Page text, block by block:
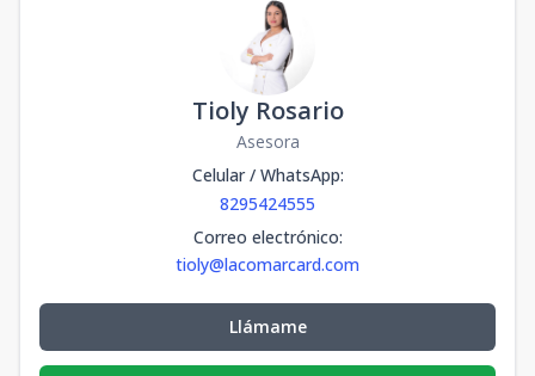
Tioly Rosario
Asesora
Celular / WhatsApp:
8295424555
Correo electrónico:
tioly@lacomarcard.com
Llámame